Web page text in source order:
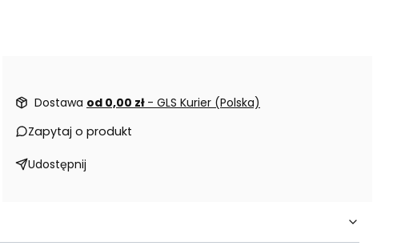
Dostawa od 0,00 zł - GLS Kurier (Polska)
Zapytaj o produkt
Udostępnij